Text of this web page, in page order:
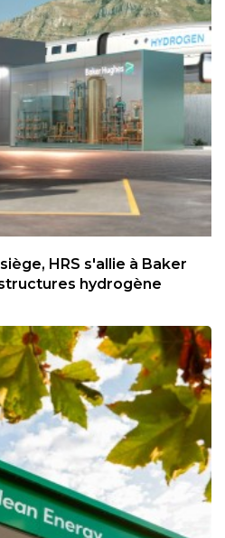
HRS s'allie à Baker
hydrogène